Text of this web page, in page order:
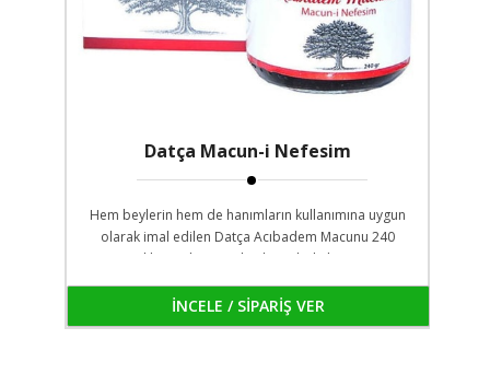
Datça Macun-i Nefesim
Hem beylerin hem de hanımların kullanımına uygun
olarak imal edilen Datça Acıbadem Macunu 240
gramlık cam kavanozlarda ambalajlanmıştır.
İNCELE / SİPARİŞ VER